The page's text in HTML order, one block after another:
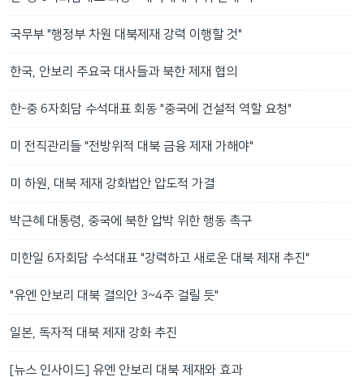
국무부 "행정부 차원 대북제재 강력 이행할 것"
한국, 안보리 주요국 대사들과 북한 제재 협의
한-중 6자회담 수석대표 회동 "중국에 건설적 역할 요청"
미 전직관리들 "전방위적 대북 금융 제재 가해야"
미 하원, 대북 제재 강화법안 압도적 가결
박근혜 대통령, 중국에 북한 압박 위한 행동 촉구
미한일 6자회담 수석대표 "강력하고 새로운 대북 제재 추진"
"유엔 안보리 대북 결의안 3~4주 걸릴 듯"
일본, 독자적 대북 제재 강화 추진
[뉴스 인사이드] 유엔 안보리 대북 제재와 효과